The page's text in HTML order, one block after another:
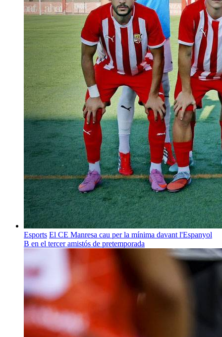
Esports El CE Manresa cau per la mínima davant l'Espanyol
B en el tercer amistós de pretemporada